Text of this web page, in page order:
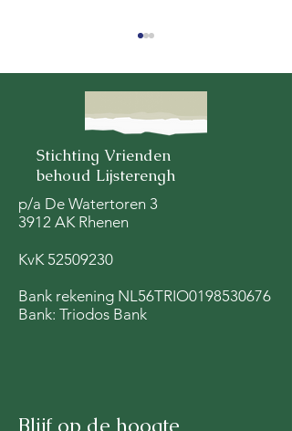
Woningen op de
Donderberg en
Koerheuvel
Stichting Vrienden
behoud Lijsterengh
p/a De Watertoren 3
3912 AK Rhenen
KvK 52509230
Bank rekening NL56TRIO0198530676
Bank: Triodos Bank